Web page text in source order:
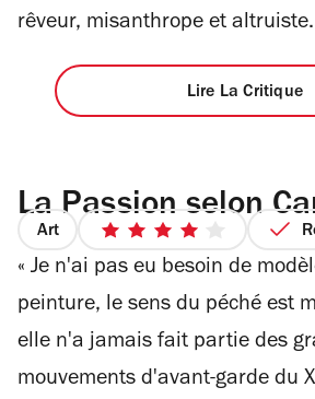
rêveur, misanthrope et altruiste.
Lire La Critique
La Passion selon
Art
4
sur
étoiles
« Je n'ai pas eu besoin de
peinture, le sens du péché est
elle n'a jamais fait partie des
mouvements d'avant-garde du